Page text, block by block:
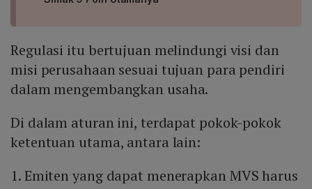
Regulasi itu bertujuan melindungi visi dan
misi perusahaan sesuai tujuan para pendiri
dalam mengembangkan usaha.
Di dalam aturan ini, terdapat pokok-pokok
ketentuan utama, antara lain:
1. Emiten yang dapat menerapkan MVS harus